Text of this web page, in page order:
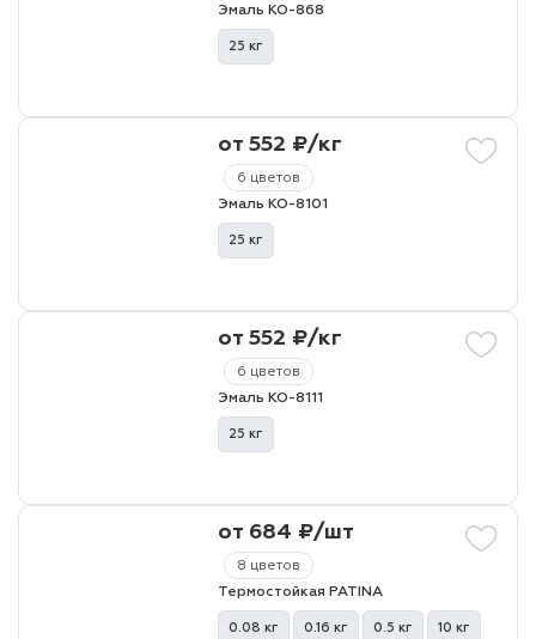
Эмаль КО-868
25 кг
6 цветов
от 552 ₽/кг
Эмаль КО-8101
25 кг
6 цветов
от 552 ₽/кг
Эмаль КО-8111
25 кг
8 цветов
от 684 ₽/шт
Термостойкая PATINA
0.08 кг 0.16 кг 0.5 кг 10 кг